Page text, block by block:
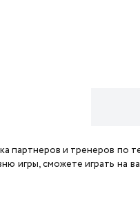
партнеров и тренеров по
игры, сможете играть на